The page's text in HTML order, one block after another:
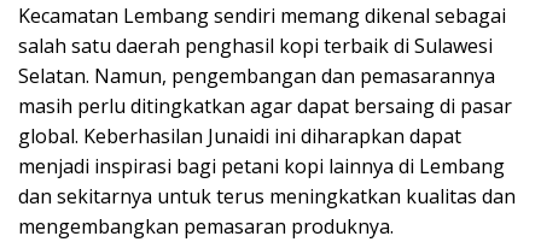
Kecamatan Lembang sendiri memang dikenal sebagai
salah satu daerah penghasil kopi terbaik di Sulawesi
Selatan. Namun, pengembangan dan pemasarannya
masih perlu ditingkatkan agar dapat bersaing di pasar
global. Keberhasilan Junaidi ini diharapkan dapat
menjadi inspirasi bagi petani kopi lainnya di Lembang
dan sekitarnya untuk terus meningkatkan kualitas dan
mengembangkan pemasaran produknya.